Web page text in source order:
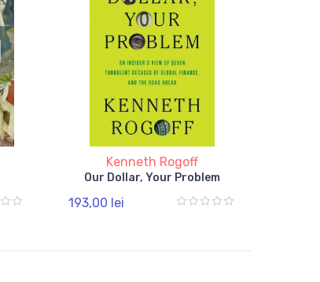
Kenneth Rogoff
Our Dollar, Your Problem
193,00 lei